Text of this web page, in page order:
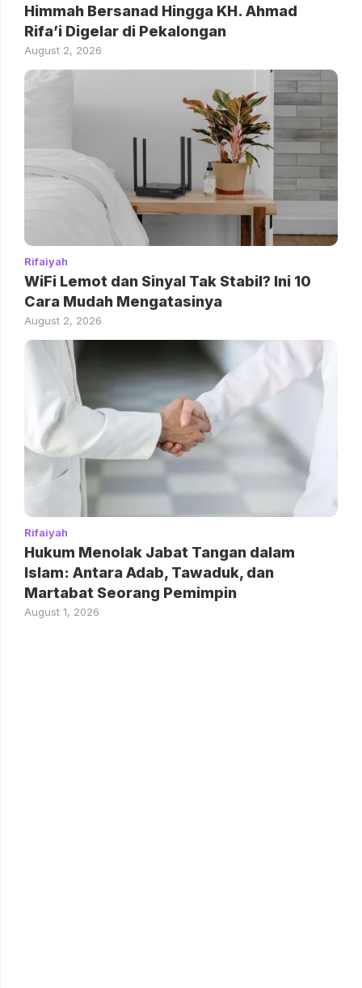
Himmah Bersanad Hingga KH. Ahmad
Rifa’i Digelar di Pekalongan
August 2, 2026
Rifaiyah
WiFi Lemot dan Sinyal Tak Stabil? Ini 10
Cara Mudah Mengatasinya
August 2, 2026
Rifaiyah
Hukum Menolak Jabat Tangan dalam
Islam: Antara Adab, Tawaduk, dan
Martabat Seorang Pemimpin
August 1, 2026